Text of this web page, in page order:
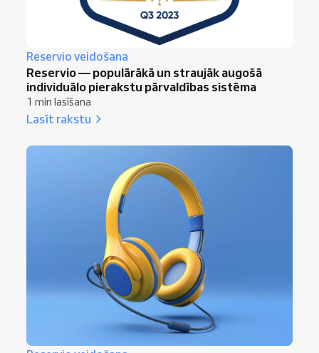
Reservio veidošana
Reservio — populārākā un straujāk augošā
individuālo pierakstu pārvaldības sistēma
1 min lasīšana
Lasīt rakstu